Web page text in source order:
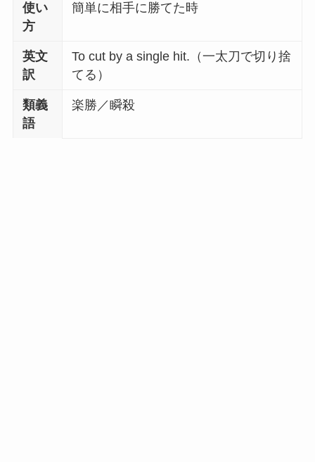
使い
方
簡単に相手に勝てた時
英文
訳
To cut by a single hit.（一太刀で切り捨
てる）
類義
語
楽勝／瞬殺